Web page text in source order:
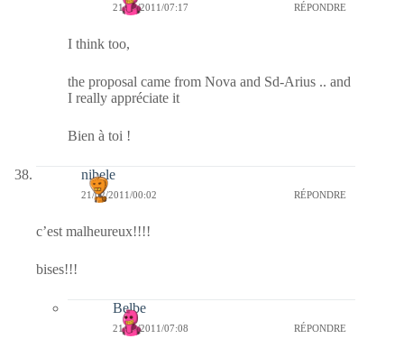
21/02/2011/07:17 RÉPONDRE
I think too,
the proposal came from Nova and Sd-Arius .. and
I really appréciate it
Bien à toi !
nibele
21/02/2011/00:02 RÉPONDRE
c’est malheureux!!!!
bises!!!
Belbe
21/02/2011/07:08 RÉPONDRE